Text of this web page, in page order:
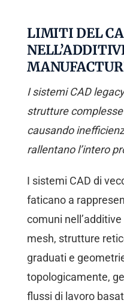
LIMITI DEL
I sistemi CAD
strutture
causando
rallentano l’intero
I sistemi CAD di
faticano a
comuni
mesh, strutture
graduati e
topologicamente,
flussi di lavoro